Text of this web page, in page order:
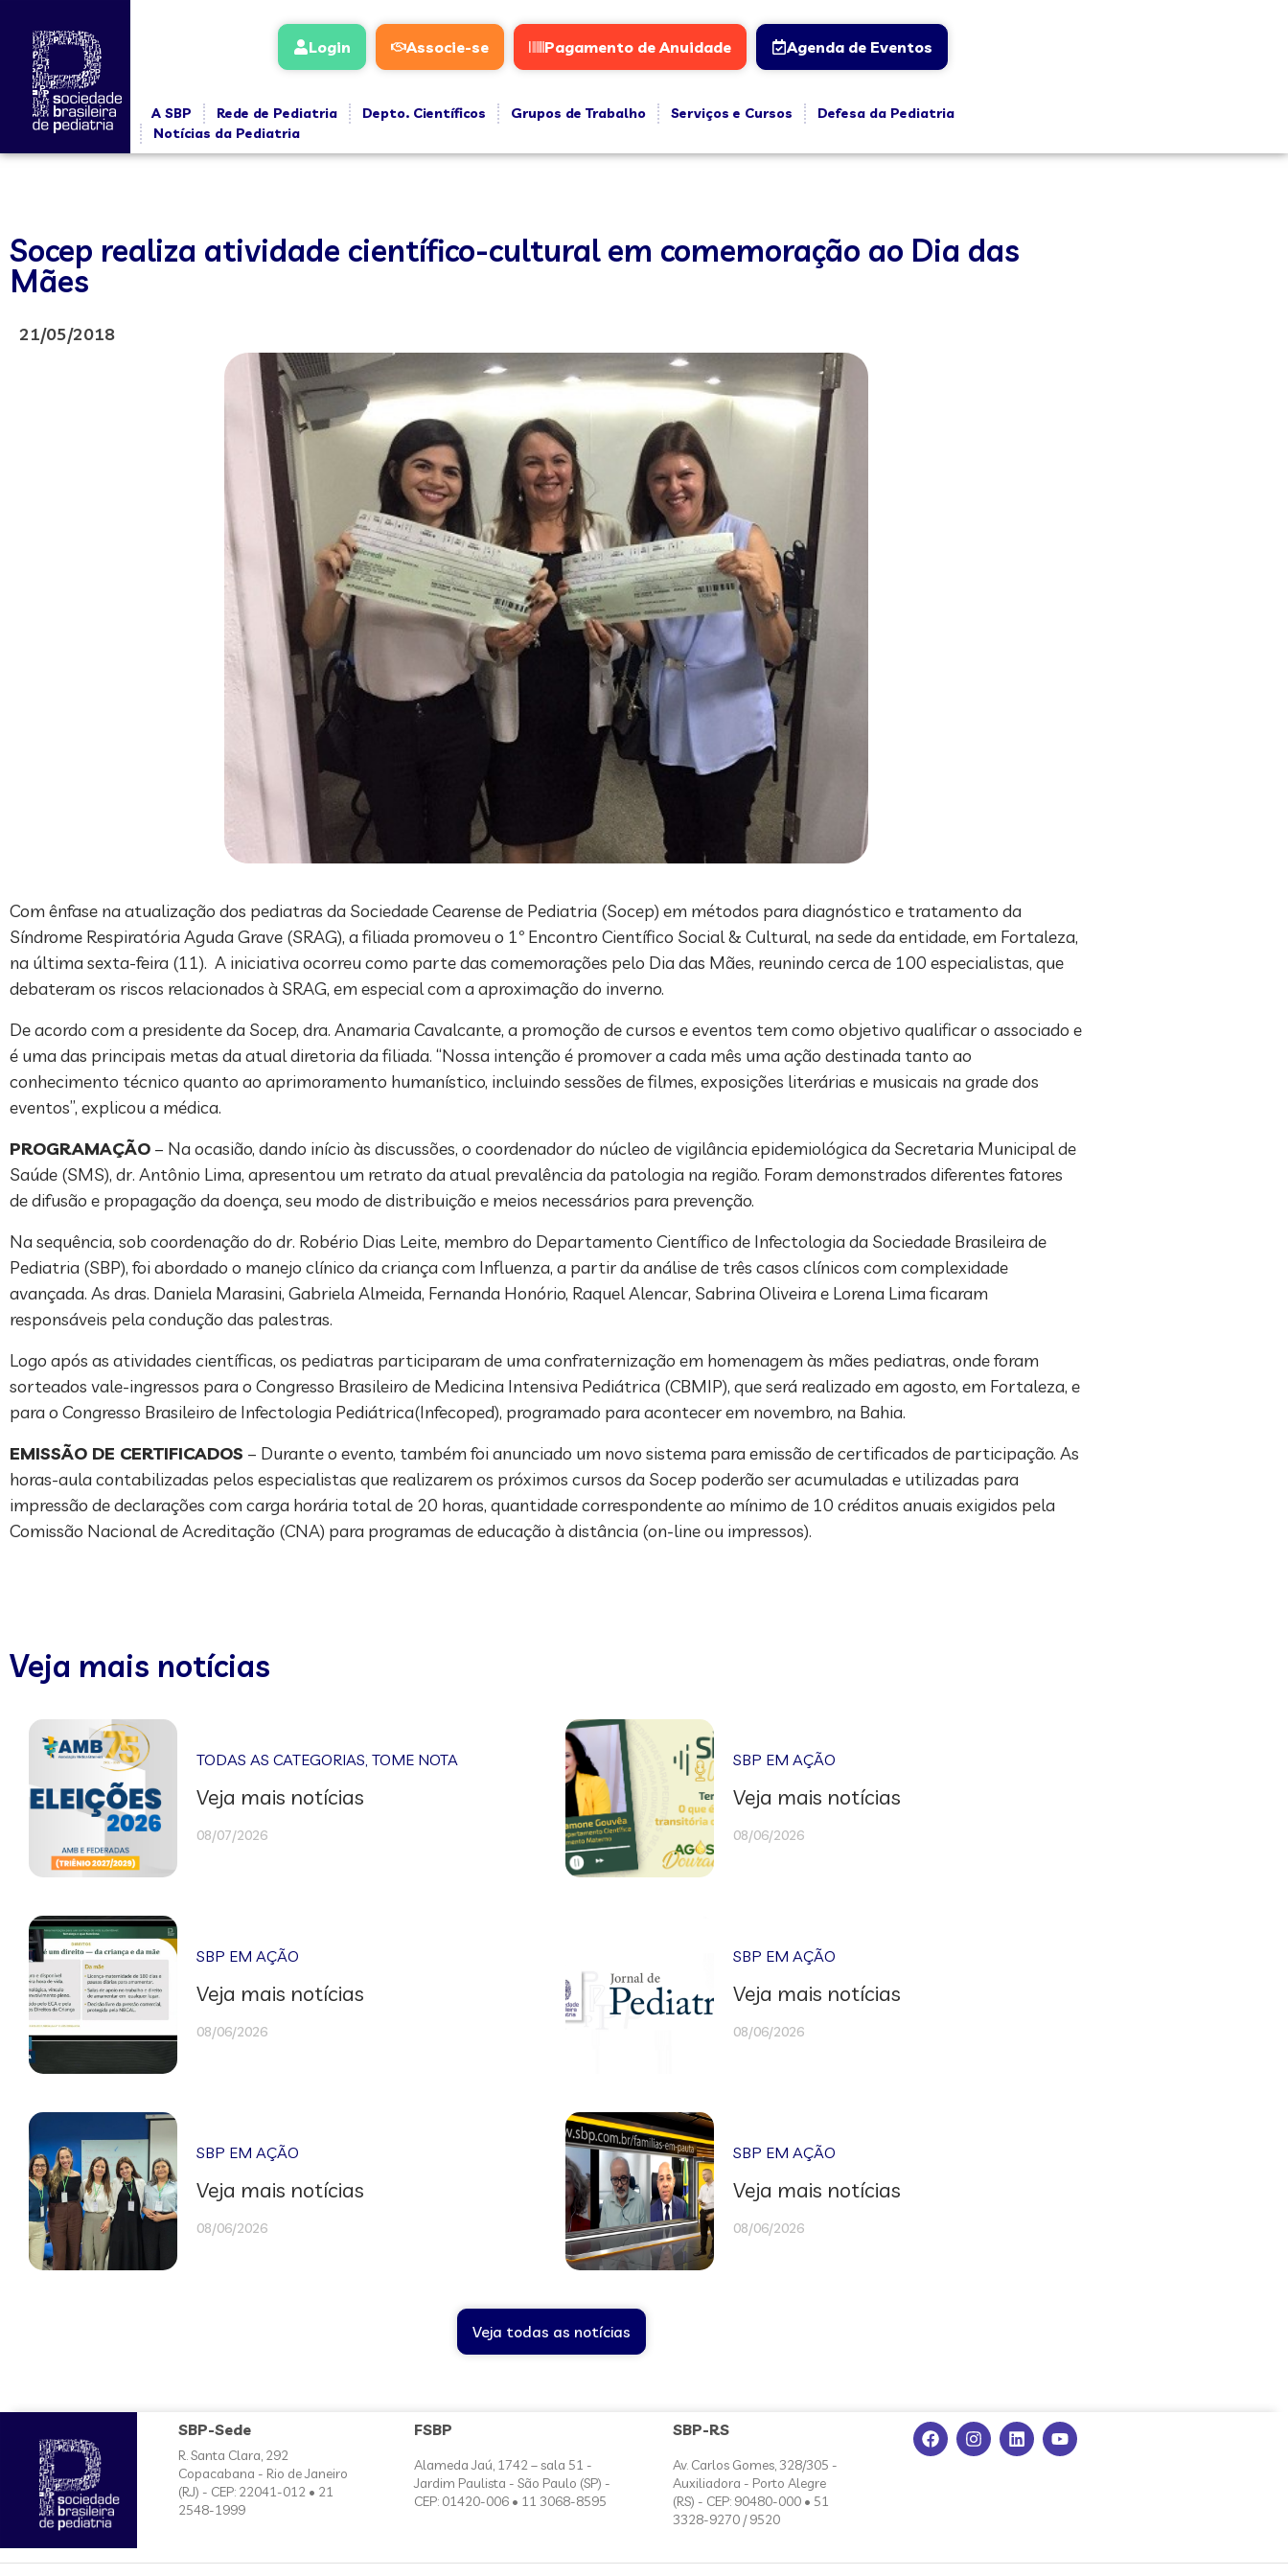
Login Associe-se Pagamento de Anuidade Agenda de Eventos
A SBP Rede de Pediatria Depto. Científicos Grupos de Trabalho Serviços e Cursos
Defesa da Pediatria
Notícias da Pediatria
Socep realiza atividade científico-cultural em comemoração ao Dia das
Mães
21/05/2018
Com ênfase na atualização dos pediatras da Sociedade Cearense de Pediatria (Socep) em métodos para diagnóstico e tratamento da
Síndrome Respiratória Aguda Grave (SRAG), a filiada promoveu o 1º Encontro Científico Social & Cultural, na sede da entidade, em Fortaleza,
na última sexta-feira (11). A iniciativa ocorreu como parte das comemorações pelo Dia das Mães, reunindo cerca de 100 especialistas, que
debateram os riscos relacionados à SRAG, em especial com a aproximação do inverno.
De acordo com a presidente da Socep, dra. Anamaria Cavalcante, a promoção de cursos e eventos tem como objetivo qualificar o associado e
é uma das principais metas da atual diretoria da filiada. “Nossa intenção é promover a cada mês uma ação destinada tanto ao
conhecimento técnico quanto ao aprimoramento humanístico, incluindo sessões de filmes, exposições literárias e musicais na grade dos
eventos”, explicou a médica.
PROGRAMAÇÃO – Na ocasião, dando início às discussões, o coordenador do núcleo de vigilância epidemiológica da Secretaria Municipal de
Saúde (SMS), dr. Antônio Lima, apresentou um retrato da atual prevalência da patologia na região. Foram demonstrados diferentes fatores
de difusão e propagação da doença, seu modo de distribuição e meios necessários para prevenção.
Na sequência, sob coordenação do dr. Robério Dias Leite, membro do Departamento Científico de Infectologia da Sociedade Brasileira de
Pediatria (SBP), foi abordado o manejo clínico da criança com Influenza, a partir da análise de três casos clínicos com complexidade
avançada. As dras. Daniela Marasini, Gabriela Almeida, Fernanda Honório, Raquel Alencar, Sabrina Oliveira e Lorena Lima ficaram
responsáveis pela condução das palestras.
Logo após as atividades científicas, os pediatras participaram de uma confraternização em homenagem às mães pediatras, onde foram
sorteados vale-ingressos para o Congresso Brasileiro de Medicina Intensiva Pediátrica (CBMIP), que será realizado em agosto, em Fortaleza, e
para o Congresso Brasileiro de Infectologia Pediátrica(Infecoped), programado para acontecer em novembro, na Bahia.
EMISSÃO DE CERTIFICADOS – Durante o evento, também foi anunciado um novo sistema para emissão de certificados de participação. As
horas-aula contabilizadas pelos especialistas que realizarem os próximos cursos da Socep poderão ser acumuladas e utilizadas para
impressão de declarações com carga horária total de 20 horas, quantidade correspondente ao mínimo de 10 créditos anuais exigidos pela
Comissão Nacional de Acreditação (CNA) para programas de educação à distância (on-line ou impressos).
Veja mais notícias
TODAS AS CATEGORIAS ,TOME NOTA
Veja mais notícias
08/07/2026
SBP EM AÇÃO
Veja mais notícias
08/06/2026
SBP EM AÇÃO
Veja mais notícias
08/06/2026
SBP EM AÇÃO
Veja mais notícias
08/06/2026
SBP EM AÇÃO
Veja mais notícias
08/06/2026
SBP EM AÇÃO
Veja mais notícias
08/06/2026
Veja todas as notícias
SBP-Sede
R. Santa Clara, 292
Copacabana - Rio de Janeiro
(RJ) - CEP: 22041-012 • 21
2548-1999
FSBP
Alameda Jaú, 1742 – sala 51 -
Jardim Paulista - São Paulo (SP) -
CEP: 01420-006 • 11 3068-8595
SBP-RS
Av. Carlos Gomes, 328/305 -
Auxiliadora - Porto Alegre
(RS) - CEP: 90480-000 • 51
3328-9270 / 9520